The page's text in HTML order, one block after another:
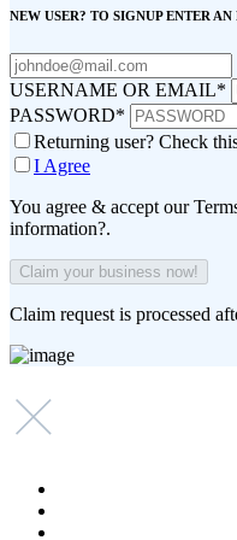
NEW USER? TO SIGNUP ENTER
USERNAME OR EMAIL*
PASSWORD*
Returning user? Check
I Agree
You agree & accept our
information?.
Claim request is processed